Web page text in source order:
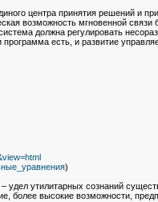
центра принятия решений и
возможность мгновенной
должна регулировать
программа есть, и развитие
)
удел утилитарных сознаний
более высокие возможности,